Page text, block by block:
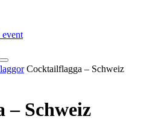
Cocktailflagga – Schweiz
– Schweiz